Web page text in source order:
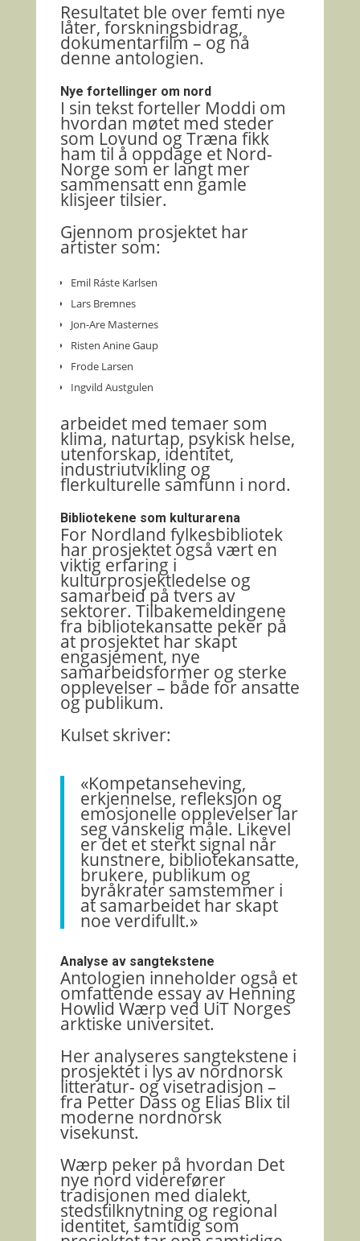
Resultatet ble over femti nye
låter, forskningsbidrag,
dokumentarfilm – og nå
denne antologien.
Nye fortellinger om nord
I sin tekst forteller Moddi om
hvordan møtet med steder
som Lovund og Træna fikk
ham til å oppdage et Nord-
Norge som er langt mer
sammensatt enn gamle
klisjeer tilsier.
Gjennom prosjektet har
artister som:
Emil Ráste Karlsen
Lars Bremnes
Jon-Are Masternes
Risten Anine Gaup
Frode Larsen
Ingvild Austgulen
arbeidet med temaer som
klima, naturtap, psykisk helse,
utenforskap, identitet,
industriutvikling og
flerkulturelle samfunn i nord.
Bibliotekene som kulturarena
For Nordland fylkesbibliotek
har prosjektet også vært en
viktig erfaring i
kulturprosjektledelse og
samarbeid på tvers av
sektorer. Tilbakemeldingene
fra bibliotekansatte peker på
at prosjektet har skapt
engasjement, nye
samarbeidsformer og sterke
opplevelser – både for ansatte
og publikum.
Kulset skriver:
«Kompetanseheving,
erkjennelse, refleksjon og
emosjonelle opplevelser lar
seg vanskelig måle. Likevel
er det et sterkt signal når
kunstnere, bibliotekansatte,
brukere, publikum og
byråkrater samstemmer i
at samarbeidet har skapt
noe verdifullt.»
Analyse av sangtekstene
Antologien inneholder også et
omfattende essay av Henning
Howlid Wærp ved UiT Norges
arktiske universitet.
Her analyseres sangtekstene i
prosjektet i lys av nordnorsk
litteratur- og visetradisjon –
fra Petter Dass og Elias Blixtil
moderne nordnorsk
visekunst.
Wærp peker på hvordan Det
nye nord viderefører
tradisjonen med dialekt,
stedstilknytning og regional
identitet, samtidig som